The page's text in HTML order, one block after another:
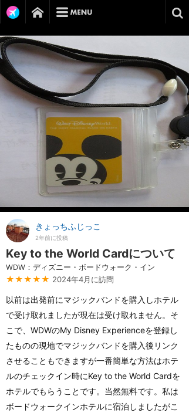
きょっちふじっこ
2年前に投稿
Key to the World Cardについて
WDW：ディズニー・ボードウォーク・イン
★★★★★ 2024年4月に訪問
以前は出発前にマジックバンドを購入しホテル
で受け取れましたが現在は受け取れません。そ
こで、WDWのMy Disney Experienceを登録し
たものの現地でマジックバンドを購入後リンク
させることもできますが一番簡単な方法はホテ
ルのチェックイン時にKey to the World Cardを
ホテルでもらうことです。当然無料です。私は
ボードウォークインホテルに宿泊しましたがこ